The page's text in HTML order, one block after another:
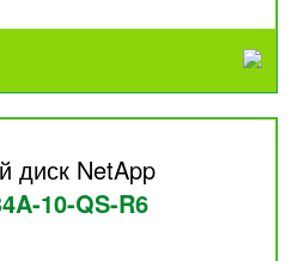
диск NetApp
10-QS-R6